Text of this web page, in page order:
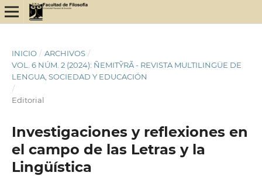
INICIO / ARCHIVOS /
VOL. 6 NÚM. 2 (2024): ÑEMITỸRÃ - REVISTA MULTILINGÜE DE
LENGUA, SOCIEDAD Y EDUCACIÓN
/
Editorial
Investigaciones y reflexiones en
el campo de las Letras y la
Lingüística